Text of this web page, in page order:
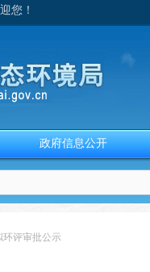
您！
政府信息公开
环评审批公示